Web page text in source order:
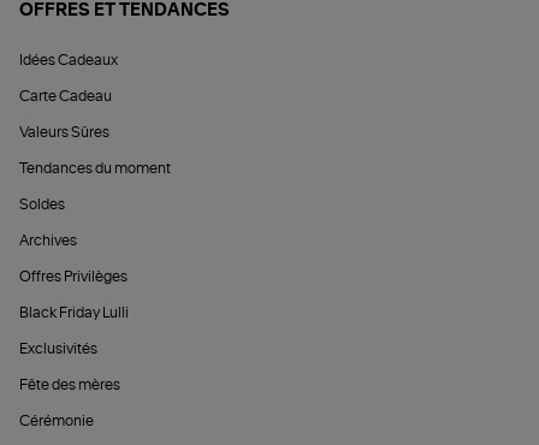
OFFRES ET TENDANCES
Idées Cadeaux
Carte Cadeau
Valeurs Sûres
Tendances du moment
Soldes
Archives
Offres Privilèges
Black Friday Lulli
Exclusivités
Fête des mères
Cérémonie